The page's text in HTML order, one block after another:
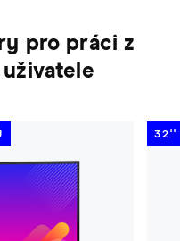
pro práci z
32''